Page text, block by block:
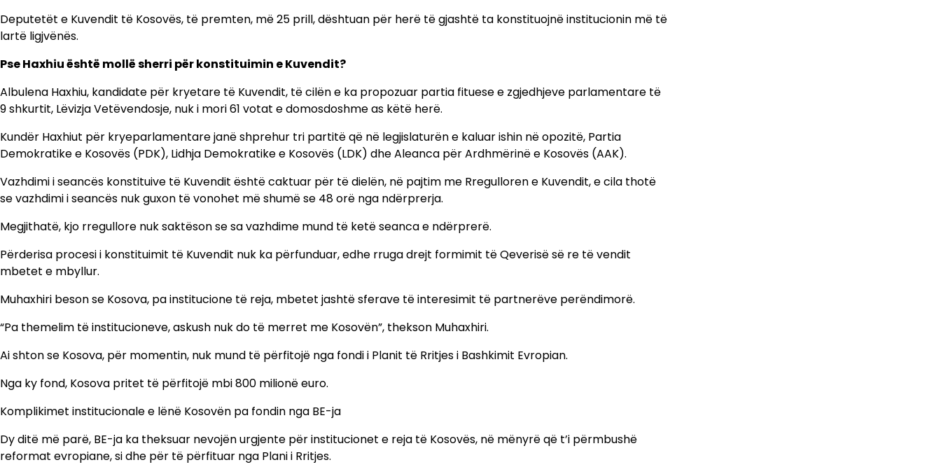
Deputetët e Kuvendit të Kosovës, të premten, më 25 prill, dështuan për herë të gjashtë ta konstituojnë institucionin më të
lartë ligjvënës.
Pse Haxhiu është mollë sherri për konstituimin e Kuvendit?
Albulena Haxhiu, kandidate për kryetare të Kuvendit, të cilën e ka propozuar partia fituese e zgjedhjeve parlamentare të
9 shkurtit, Lëvizja Vetëvendosje, nuk i mori 61 votat e domosdoshme as këtë herë.
Kundër Haxhiut për kryeparlamentare janë shprehur tri partitë që në legjislaturën e kaluar ishin në opozitë, Partia
Demokratike e Kosovës (PDK), Lidhja Demokratike e Kosovës (LDK) dhe Aleanca për Ardhmërinë e Kosovës (AAK).
Vazhdimi i seancës konstituive të Kuvendit është caktuar për të dielën, në pajtim me Rregulloren e Kuvendit, e cila thotë
se vazhdimi i seancës nuk guxon të vonohet më shumë se 48 orë nga ndërprerja.
Megjithatë, kjo rregullore nuk saktëson se sa vazhdime mund të ketë seanca e ndërprerë.
Përderisa procesi i konstituimit të Kuvendit nuk ka përfunduar, edhe rruga drejt formimit të Qeverisë së re të vendit
mbetet e mbyllur.
Muhaxhiri beson se Kosova, pa institucione të reja, mbetet jashtë sferave të interesimit të partnerëve perëndimorë.
“Pa themelim të institucioneve, askush nuk do të merret me Kosovën”, thekson Muhaxhiri.
Ai shton se Kosova, për momentin, nuk mund të përfitojë nga fondi i Planit të Rritjes i Bashkimit Evropian.
Nga ky fond, Kosova pritet të përfitojë mbi 800 milionë euro.
Komplikimet institucionale e lënë Kosovën pa fondin nga BE-ja
Dy ditë më parë, BE-ja ka theksuar nevojën urgjente për institucionet e reja të Kosovës, në mënyrë që t’i përmbushë
reformat evropiane, si dhe për të përfituar nga Plani i Rritjes.